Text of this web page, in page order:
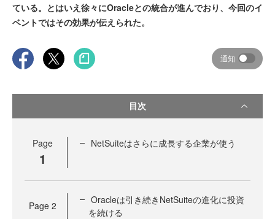
ている。とはいえ徐々にOracleとの統合が進んでおり、今回のイ
ベントではその効果が伝えられた。
通知
目次
Page
1
NetSuiteはさらに成長する企業が使う
Page 2
Oracleは引き続きNetSuiteの進化に投資
を続ける